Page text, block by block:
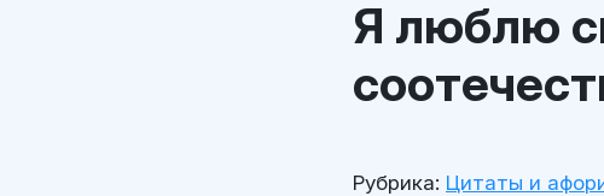
Я люблю
Рубрика: Цитаты и